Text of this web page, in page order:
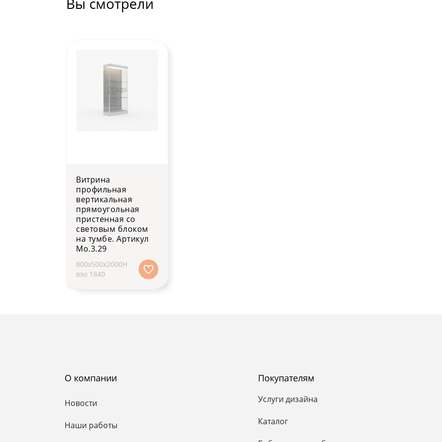
Витрина
профильная
вертикальная
прямоугольная
пристенная со
световым блоком
на тумбе. Артикул
Мо.3.29
800х500х2000H
вэо 1840
О компании
Новости
Наши работы
Покупателям
Услуги дизайна
Каталог